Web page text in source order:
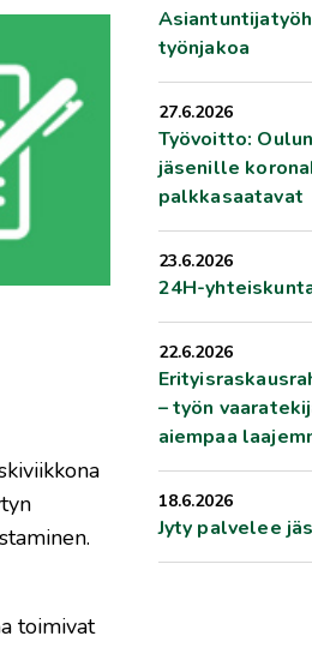
toimivat
työnjakoa
27.6.2026
Työvoitto:
jäsenille
palkkasaatavat
23.6.2026
24H-
22.6.2026
– työn
aiempaa
18.6.2026
Jyty palvelee